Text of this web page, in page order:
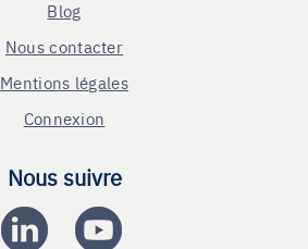
Blog
Nous contacter
Mentions légales
Connexion
Nous suivre